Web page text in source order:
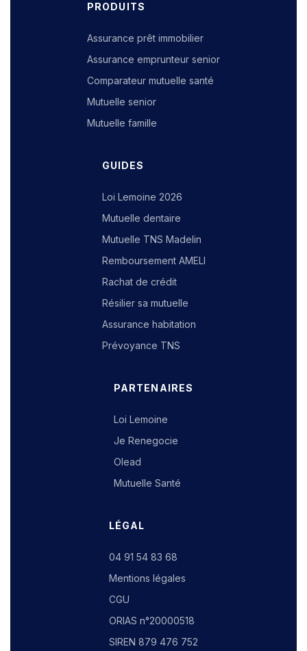
PRODUITS
Assurance prêt immobilier
Assurance emprunteur senior
Comparateur mutuelle santé
Mutuelle senior
Mutuelle famille
GUIDES
Loi Lemoine 2026
Mutuelle dentaire
Mutuelle TNS Madelin
Remboursement AMELI
Rachat de crédit
Résilier sa mutuelle
Assurance habitation
Prévoyance TNS
PARTENAIRES
Loi Lemoine
Je Renegocie
Olead
Mutuelle Santé
LÉGAL
04 91 54 83 68
Mentions légales
CGU
ORIAS n°20000518
SIREN 879 476 752